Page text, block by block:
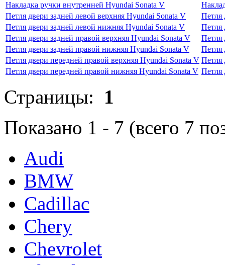
Накладка ручки внутренней Hyundai Sonata V
Петля двери задней левой верхняя Hyundai Sonata V
Петля
Петля двери задней левой нижняя Hyundai Sonata V
Петля
Петля двери задней правой верхняя Hyundai Sonata V
Петля
Петля двери задней правой нижняя Hyundai Sonata V
Петля
Петля двери передней правой верхняя Hyundai Sonata V Петля
Петля двери передней правой нижняя Hyundai Sonata V Петля
Страницы: 1
Показано 1 - 7 (всего 7
Audi
BMW
Cadillac
Chery
Chevrolet